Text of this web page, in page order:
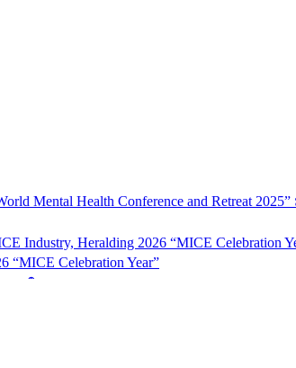
Mental Health Conference and Retreat
Industry, Heralding 2026 “MICE Celebration
Celebration Year”